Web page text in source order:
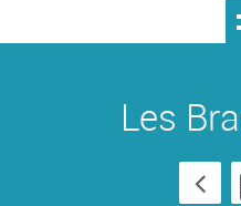
Les